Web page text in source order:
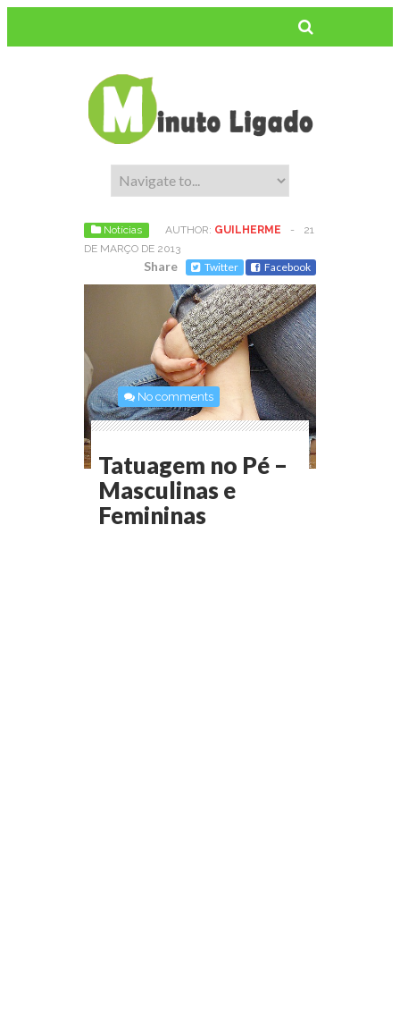
Notícias AUTHOR: GUILHERME -
21
DE MARÇO DE 2013
Share Twitter Facebook
No comments
Tatuagem no Pé –
Masculinas e
Femininas